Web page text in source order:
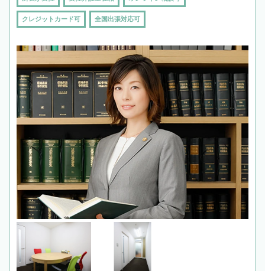
クレジットカード可 全国出張対応可